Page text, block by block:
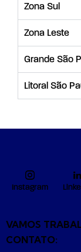
Zona Sul
Zona Leste
Grande São
Litoral São
Instagram
VAMOS
CONTATO: